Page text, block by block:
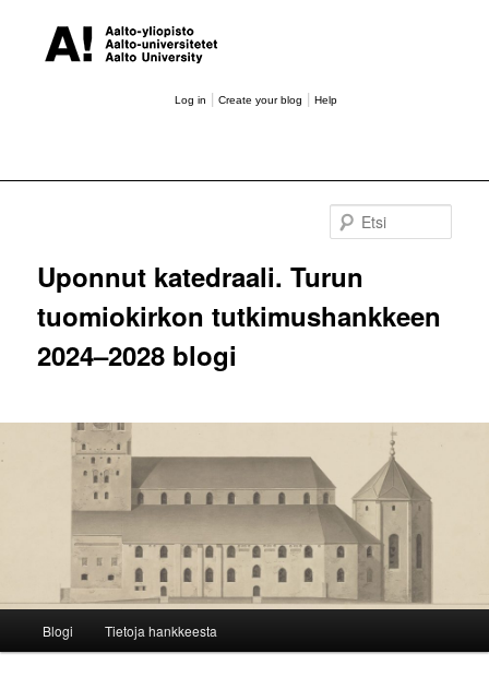
Log in Create your blog Help
Uponnut katedraali. Turun
tuomiokirkon tutkimushankkeen
2024–2028 blogi
Blogi Tietoja hankkeesta